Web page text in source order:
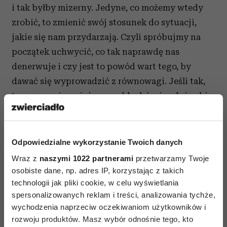
Odpowiedzialne wykorzystanie Twoich danych
Wraz z naszymi 1022 partnerami przetwarzamy Twoje
osobiste dane, np. adres IP, korzystając z takich
technologii jak pliki cookie, w celu wyświetlania
spersonalizowanych reklam i treści, analizowania tychże,
wychodzenia naprzeciw oczekiwaniom użytkowników i
rozwoju produktów. Masz wybór odnośnie tego, kto
i tak byłby mizerny. Jedyne, co możemy wtedy
zrobić, to zmienić swój stosunek do sytuacji,
jakie się nam przydarzają. Czyli spróbujmy na
początek uchwycić, co tak naprawdę nas
denerwuje i czy jest to powód wart tego, by
dawać się wyprowadzić z równowagi. Jeśli tak,
to proponuję wziąć parę oddechów i zadać sobie
pytanie: „Co w tej sytuacji mogę zrobić
przekierowuje tryb myślenia na poszukiwanie
rozwiązania sytuacji. Nawet jeśli odpowiedzi nie
przychodzą od razu – chociaż one się pojawiają,
tylko my nie zawsze je zauważamy lub nie
jesteśmy gotowi je dostrzec – to przynajmniej
nasza uwaga zostaje ukierunkowana.